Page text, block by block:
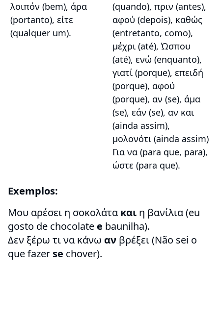
λοιπόν (bem), άρα
(portanto), είτε
(qualquer um).
(quando), πριν (antes),
αφού (depois), καθώς
(entretanto, como),
μέχρι (até), Ώσπου
(até), ενώ (enquanto),
γιατί (porque), επειδή
(porque), αφού
(porque), αν (se), άμα
(se), εάν (se), αν και
(ainda assim),
μολονότι (ainda assim)
Για να (para que, para),
ώστε (para que).
Exemplos:
Mου αρέσει η σοκολάτα και η βανίλια (eu
gosto de chocolate e baunilha).
Δεν ξέρω τι να κάνω αν βρέξει (Não sei o
que fazer se chover).